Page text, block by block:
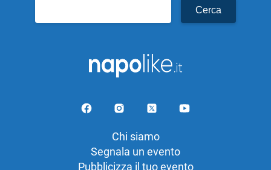
per:
Chi siamo
Segnala un evento
Pubblicizza il tuo evento